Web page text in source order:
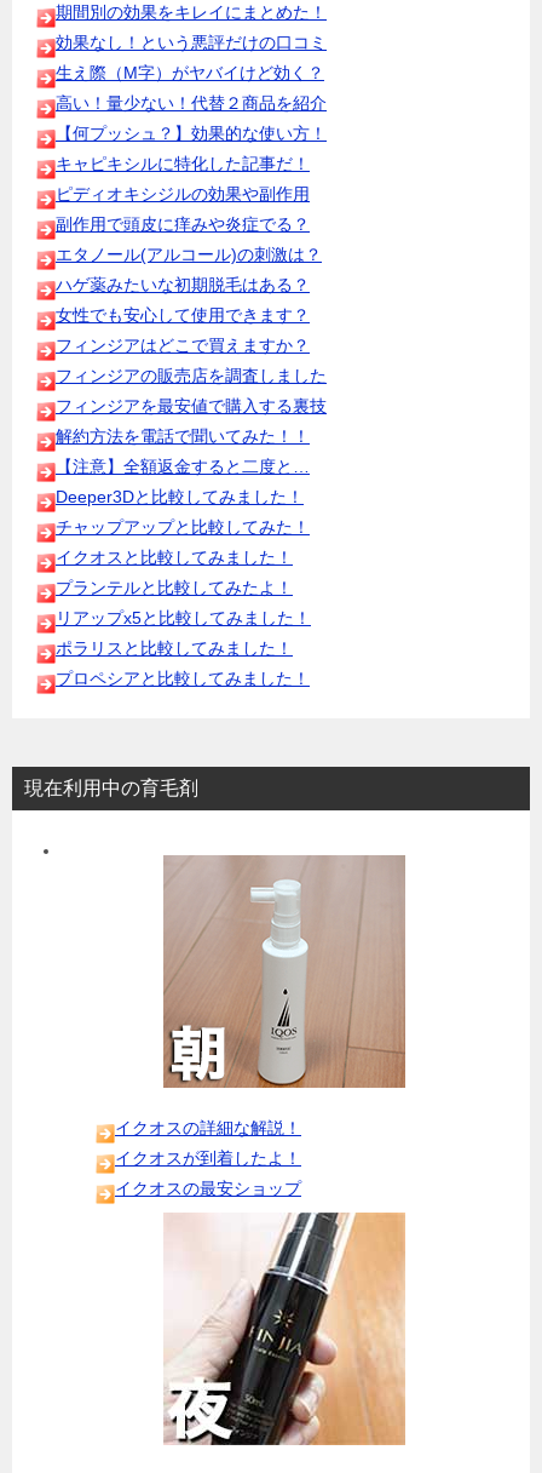
期間別の効果をキレイにまとめた！
効果なし！という悪評だけの口コミ
生え際（M字）がヤバイけど効く？
高い！量少ない！代替２商品を紹介
【何プッシュ？】効果的な使い方！
キャピキシルに特化した記事だ！
ピディオキシジルの効果や副作用
副作用で頭皮に痒みや炎症でる？
エタノール(アルコール)の刺激は？
ハゲ薬みたいな初期脱毛はある？
女性でも安心して使用できます？
フィンジアはどこで買えますか？
フィンジアの販売店を調査しました
フィンジアを最安値で購入する裏技
解約方法を電話で聞いてみた！！
【注意】全額返金すると二度と…
Deeper3Dと比較してみました！
チャップアップと比較してみた！
イクオスと比較してみました！
プランテルと比較してみたよ！
リアップx5と比較してみました！
ポラリスと比較してみました！
プロペシアと比較してみました！
現在利用中の育毛剤
イクオスの詳細な解説！
イクオスが到着したよ！
イクオスの最安ショップ